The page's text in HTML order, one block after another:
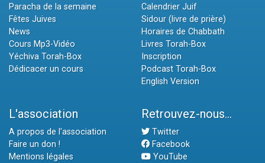
Paracha de la semaine
Fêtes Juives
News
Cours Mp3-Vidéo
Yéchiva Torah-Box
Dédicacer un cours
Calendrier Juif
Sidour (livre de prière)
Horaires de Chabbath
Livres Torah-Box
Inscription
Podcast Torah-Box
English Version
L'association
A propos de l'association
Faire un don !
Mentions légales
Retrouvez-nous...
Twitter
Facebook
YouTube